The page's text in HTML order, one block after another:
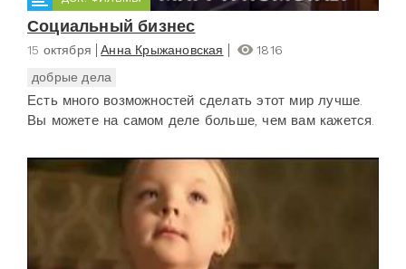
Социальный бизнес
15 октября Анна Крыжановская
1816
добрые дела
Есть много возможностей сделать этот мир лучше.
Вы можете на самом деле больше, чем вам кажется.